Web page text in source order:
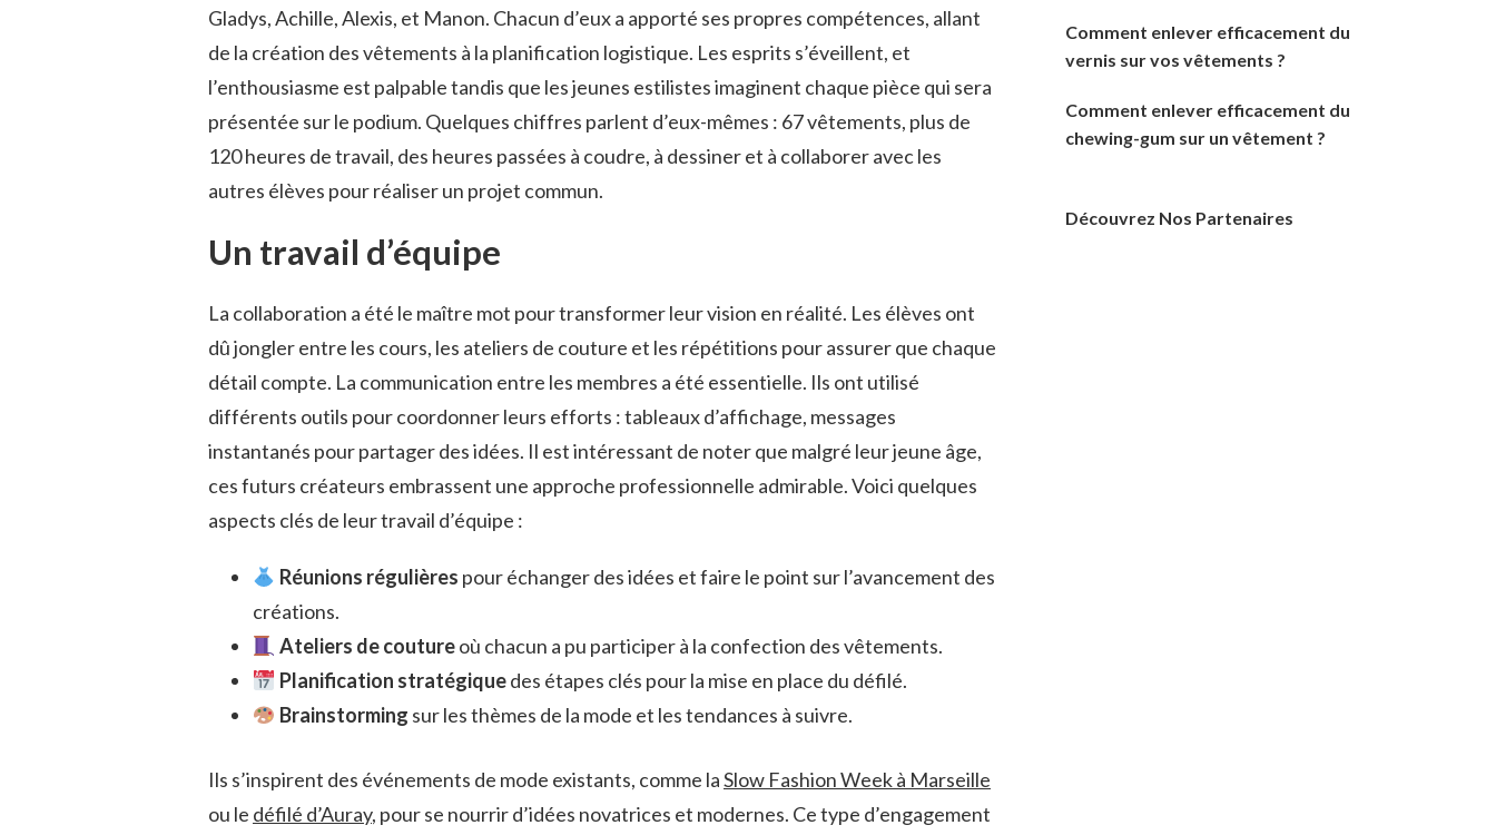
Gladys, Achille, Alexis, et Manon. Chacun d’eux a apporté ses propres compétences, allant
de la création des vêtements à la planification logistique. Les esprits s’éveillent, et
l’enthousiasme est palpable tandis que les jeunes estilistes imaginent chaque pièce qui sera
présentée sur le podium. Quelques chiffres parlent d’eux-mêmes : 67 vêtements, plus de
120 heures de travail, des heures passées à coudre, à dessiner et à collaborer avec les
autres élèves pour réaliser un projet commun.
Un travail d’équipe
La collaboration a été le maître mot pour transformer leur vision en réalité. Les élèves ont
dû jongler entre les cours, les ateliers de couture et les répétitions pour assurer que chaque
détail compte. La communication entre les membres a été essentielle. Ils ont utilisé
différents outils pour coordonner leurs efforts : tableaux d’affichage, messages
instantanés pour partager des idées. Il est intéressant de noter que malgré leur jeune âge,
ces futurs créateurs embrassent une approche professionnelle admirable. Voici quelques
aspects clés de leur travail d’équipe :
Réunions régulières pour échanger des idées et faire le point sur l’avancement des
créations.
Ateliers de coutureoù chacun a pu participer à la confection des vêtements.
Planification stratégiquedes étapes clés pour la mise en place du défilé.
Brainstorming sur les thèmes de la mode et les tendances à suivre.
Ils s’inspirent des événements de mode existants, comme laSlow Fashion Week à Marseille
ou le défilé d’Auray, pour se nourrir d’idées novatrices et modernes. Ce type d’engagement
Comment enlever efficacement du
vernis sur vos vêtements ?
Comment enlever efficacement du
chewing-gum sur un vêtement ?
Découvrez Nos Partenaires